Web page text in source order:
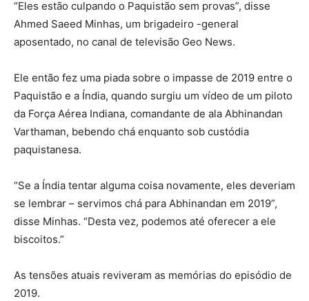
“Eles estão culpando o Paquistão sem provas”, disse
Ahmed Saeed Minhas, um brigadeiro -general
aposentado, no canal de televisão Geo News.
Ele então fez uma piada sobre o impasse de 2019 entre o
Paquistão e a Índia, quando surgiu um vídeo de um piloto
da Força Aérea Indiana, comandante de ala Abhinandan
Varthaman, bebendo chá enquanto sob custódia
paquistanesa.
“Se a Índia tentar alguma coisa novamente, eles deveriam
se lembrar – servimos chá para Abhinandan em 2019”,
disse Minhas. “Desta vez, podemos até oferecer a ele
biscoitos.”
As tensões atuais reviveram as memórias do episódio de
2019.